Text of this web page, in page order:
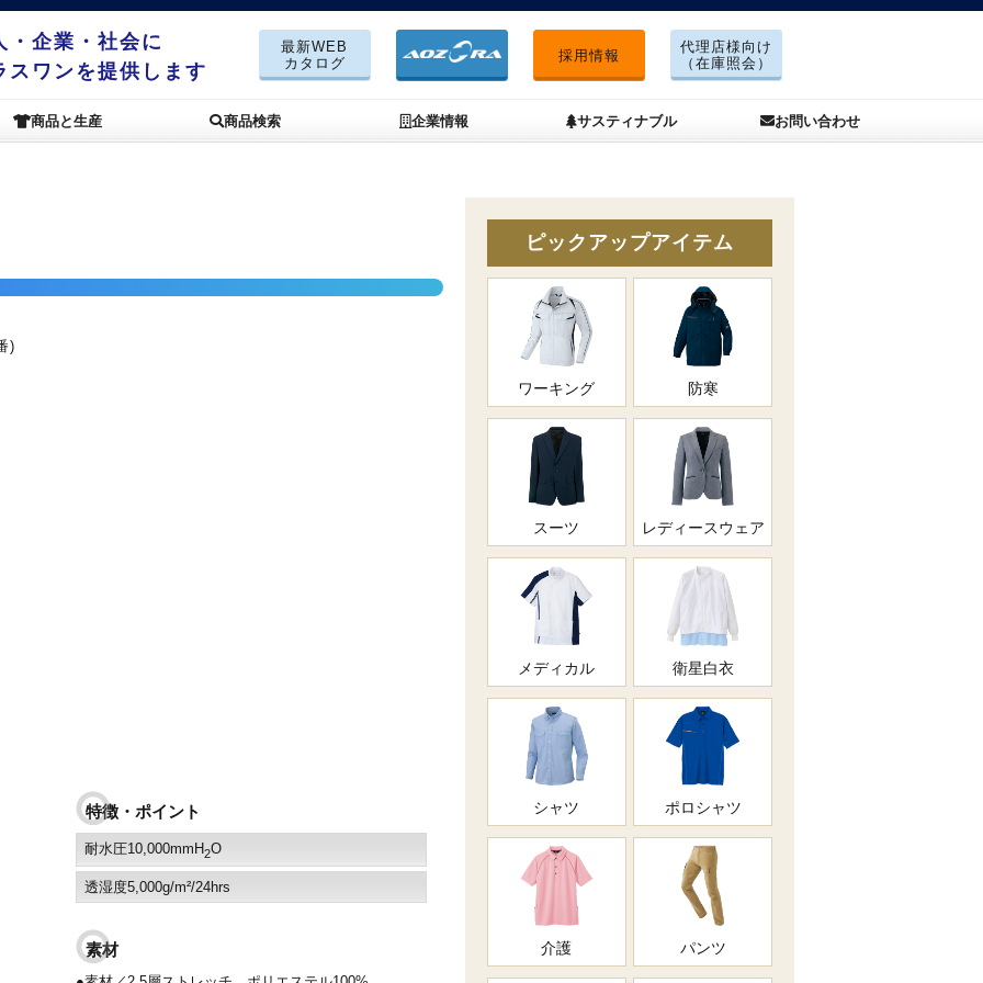
・企業・社会に
スワンを提供します
最新WEB
カタログ
採用情報
代理店様向け
（在庫照会）
商品と生産 商品検索 企業情報 サスティナブル お問い合わせ
)
特徴・ポイント
耐水圧10,000mmH2O
透湿度5,000g/m²/24hrs
素材
ピックアップアイテム
ワーキング 防寒
スーツ レディースウェア
メディカル 衛星白衣
シャツ ポロシャツ
介護 パンツ